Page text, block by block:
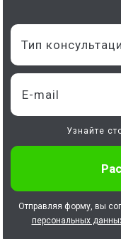
Тип
Узнайте
Отправляя форму, вы
персональных